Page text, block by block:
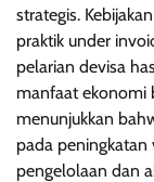
strategis.
praktik under
pelarian devisa
manfaat ekonomi
menunjukkan
pada peningkatan
pengelolaan dan